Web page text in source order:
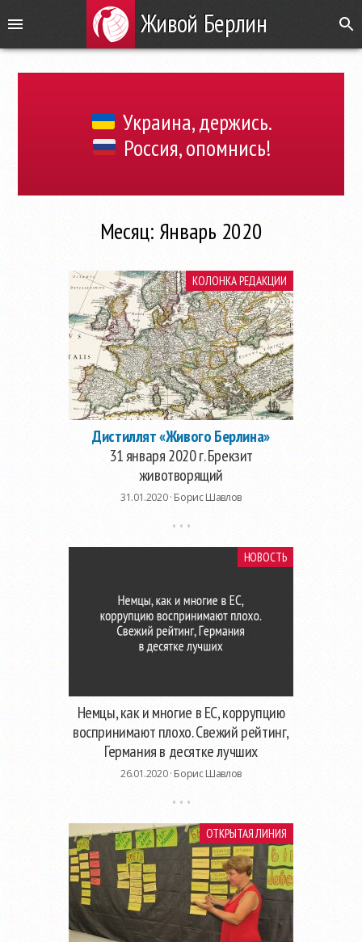
Живой Берлин
Украина, держись.
Россия, опомнись!
Месяц: Январь 2020
КОЛОНКА РЕДАКЦИИ
Дистиллят «Живого Берлина»
31 января 2020 г. Брекзит
животворящий
31.01.2020 ·Борис Шавлов
НОВОСТЬ
Немцы, как и многие в ЕС, коррупцию
воспринимают плохо. Свежий рейтинг,
Германия в десятке лучших
26.01.2020 ·Борис Шавлов
ОТКРЫТАЯ ЛИНИЯ